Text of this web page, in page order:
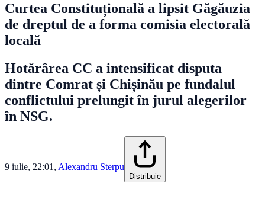
Curtea Constituțională a lipsit Găgăuzia
de dreptul de a forma comisia electorală
locală
Hotărârea CC a intensificat disputa
dintre Comrat și Chișinău pe fundalul
conflictului prelungit în jurul alegerilor
în NSG.
9 iulie, 22:01 , Alexandru Sterpu
Distribuie